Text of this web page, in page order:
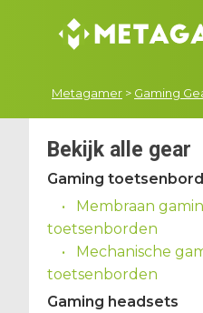
Metagamer > Gaming
Bekijk alle gear
Gaming
Membraan
toetsenborden
Mechanische
toetsenborden
Gaming headsets